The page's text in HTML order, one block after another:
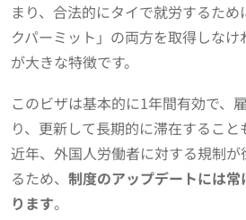
まり、合法的にタイで就労するた
クパーミット」の両方を取得しな
が大きな特徴です。
このビザは基本的に1年間有効で、
り、更新して長期的に滞在するこ
近年、外国人労働者に対する規制
るため、 制度のアップデートには
ります。